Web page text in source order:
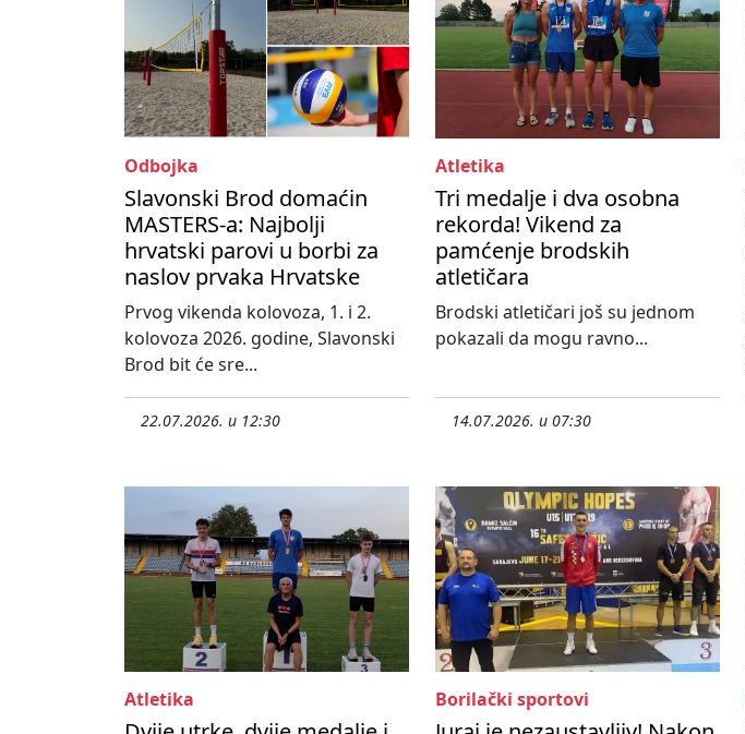
Odbojka
Slavonski Brod domaćin
MASTERS-a: Najbolji
hrvatski parovi u borbi za
naslov prvaka Hrvatske
Prvog vikenda kolovoza, 1. i 2.
kolovoza 2026. godine, Slavonski
Brod bit će sre...
22.07.2026. u 12:30
Atletika
Tri medalje i dva osobna
rekorda! Vikend za
pamćenje brodskih
atletičara
Brodski atletičari još su jednom
pokazali da mogu ravno...
14.07.2026. u 07:30
Atletika Borilački sportovi